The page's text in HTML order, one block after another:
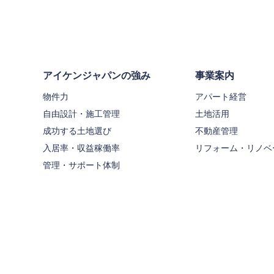
アイケンジャパンの強み
物件力
自由設計・施工管理
成功する土地選び
入居率・収益稼働率
管理・サポート体制
事業案内
アパート経営
土地活用
不動産管理
リフォーム・リノ